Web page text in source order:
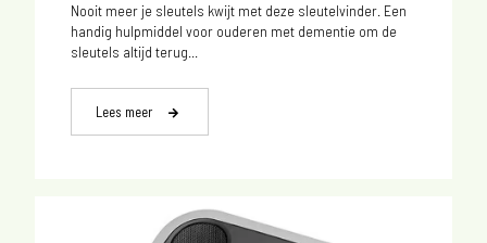
Nooit meer je sleutels kwijt met deze sleutelvinder. Een
handig hulpmiddel voor ouderen met dementie om de
sleutels altijd terug...
Lees meer